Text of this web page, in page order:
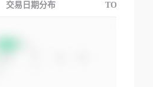
交易日期分布 TOP3交易国